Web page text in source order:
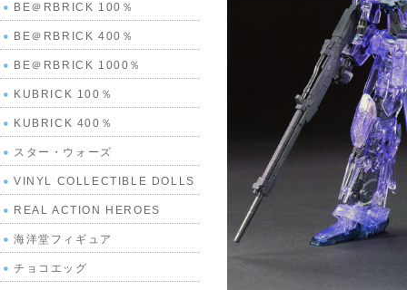
BE＠RBRICK 100％
BE＠RBRICK 400％
BE＠RBRICK 1000％
KUBRICK 100％
KUBRICK 400％
スター・ウォーズ
VINYL COLLECTIBLE DOLLS
REAL ACTION HEROES
海洋堂フィギュア
チョコエッグ